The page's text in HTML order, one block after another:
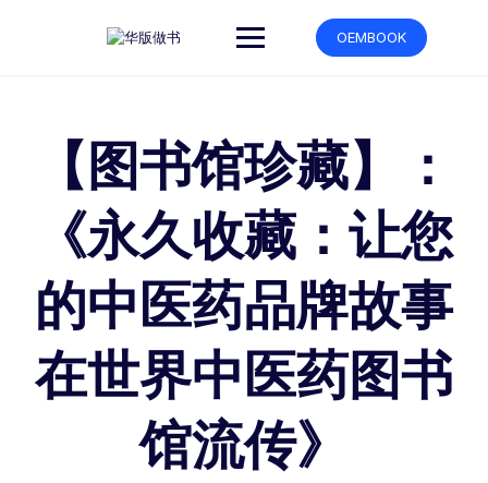
OEMBOOK
【图书馆珍藏】：
《永久收藏：让您
的中医药品牌故事
在世界中医药图书
馆流传》